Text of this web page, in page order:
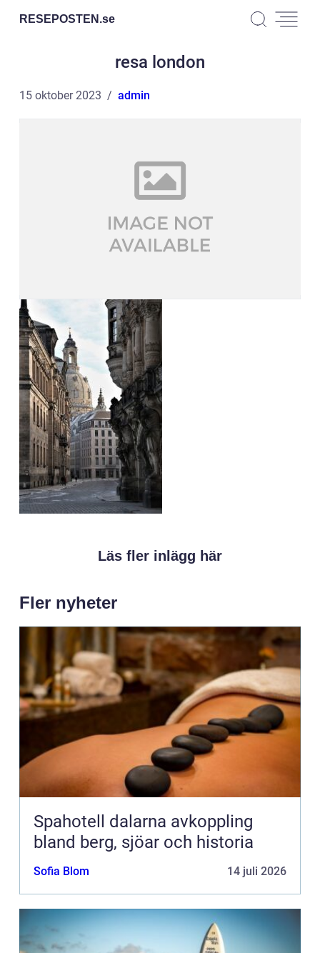
RESEPOSTEN.se
resa london
15 oktober 2023 admin
Läs fler inlägg här
Fler nyheter
Spahotell dalarna avkoppling
bland berg, sjöar och historia
Sofia Blom 14 juli 2026